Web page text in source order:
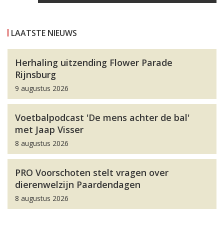
LAATSTE NIEUWS
Herhaling uitzending Flower Parade
Rijnsburg
9 augustus 2026
Voetbalpodcast 'De mens achter de bal'
met Jaap Visser
8 augustus 2026
PRO Voorschoten stelt vragen over
dierenwelzijn Paardendagen
8 augustus 2026